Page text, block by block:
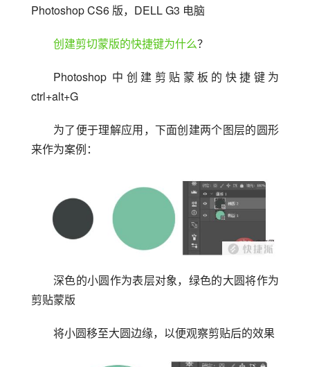
Photoshop CS6 版，DELL G3 电脑
创建剪切蒙版的快捷键为什么？
Photoshop 中创建剪贴蒙板的快捷键为
ctrl+alt+G
为了便于理解应用，下面创建两个图层的圆形
来作为案例：
深色的小圆作为表层对象，绿色的大圆将作为
剪贴蒙版
将小圆移至大圆边缘，以便观察剪贴后的效果